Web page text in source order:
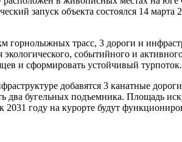
запуск объекта состоялся 14
трасс, 3 дороги и
событийного и
и сформировать устойчивый турпоток.
добавятся 3 канатные
два бугельных подъемника. Площадь
2031 году на курорте будут